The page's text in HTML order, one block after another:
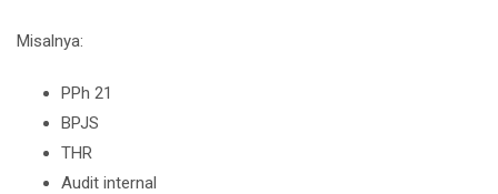
Misalnya:
PPh 21
BPJS
THR
Audit internal